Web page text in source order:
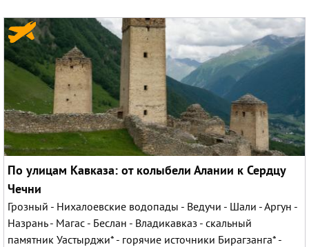
Круизы
По улицам Кавказа: от колыбели Алании к Сердцу
Чечни
Грозный - Нихалоевские водопады - Ведучи - Шали - Аргун -
Назрань - Магас - Беслан - Владикавказ - скальный
памятник Уастырджи* - горячие источники Бирагзанга* -